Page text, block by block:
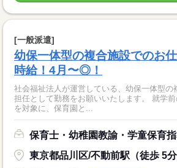
[一般派遣]
幼保一体型の複合施設でのお
時給！4月〜◎！
社会福祉法人が運営している、幼保一体型の
担任として勤務をお願いいたします。 就学前の0〜5歳までの乳幼児
を対象に、保育園と...
保育士・幼稚園教諭・学童保育
東京都品川区/不動前駅（徒歩 5分